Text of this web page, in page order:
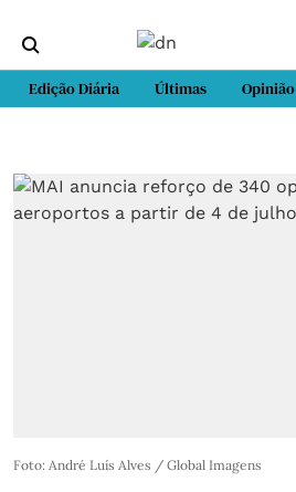
Edição Diária Últimas Opinião
Foto: André Luís Alves / Global Imagens